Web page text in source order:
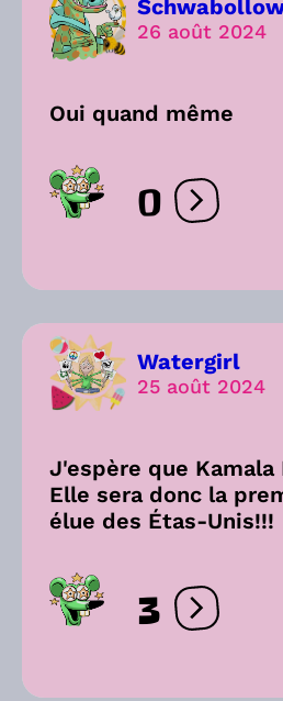
26 août 2024
Oui quand même
0 Ouvrir les
Watergirl
25 août 2024
J'espère que Kamala
Elle sera donc la
élue des Étas-Unis!!!
3 Ouvrir les